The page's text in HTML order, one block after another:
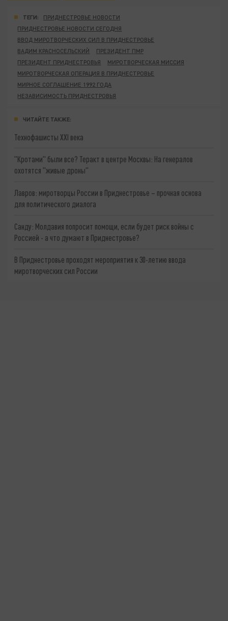
ТЕГИ:
ПРИДНЕСТРОВЬЕ НОВОСТИ
ПРИДНЕСТРОВЬЕ НОВОСТИ СЕГОДНЯ
ВВОД МИРОТВОРЧЕСКИХ СИЛ В ПРИДНЕСТРОВЬЕ
ВАДИМ КРАСНОСЕЛЬСКИЙ
ПРЕЗИДЕНТ ПМР
ПРЕЗИДЕНТ ПРИДНЕСТРОВЬЯ
МИРОТВОРЧЕСКАЯ МИССИЯ
МИРОТВОРЧЕСКАЯ ОПЕРАЦИЯ В ПРИДНЕСТРОВЬЕ
МИРНОЕ СОГЛАШЕНИЕ 1992 ГОДА
НЕЗАВИСИМОСТЬ ПРИДНЕСТРОВЬЯ
ЧИТАЙТЕ ТАКЖЕ:
Технофашисты XXI века
"Кротами" были все? Теракт в центре Москвы: На генералов
охотятся "живые дроны"
Лавров: миротворцы России в Приднестровье – прочная основа
для политического диалога
Санду: Молдавия попросит помощи, если будет риск войны с
Россией - а что думают в Приднестровье?
В Приднестровье проходят мероприятия к 30-летию ввода
миротворческих сил России